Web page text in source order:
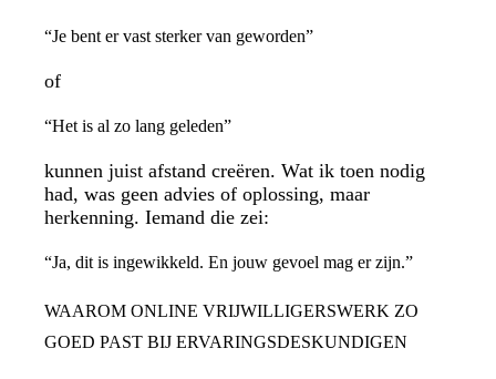
“Je bent er vast sterker van geworden”
of
“Het is al zo lang geleden”
kunnen juist afstand creëren. Wat ik toen nodig
had, was geen advies of oplossing, maar
herkenning. Iemand die zei:
“Ja, dit is ingewikkeld. En jouw gevoel mag er zijn.”
WAAROM ONLINE VRIJWILLIGERSWERK ZO
GOED PAST BIJ ERVARINGSDESKUNDIGEN